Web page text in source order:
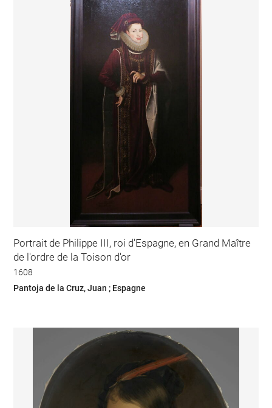
Portrait de Philippe III, roi d'Espagne, en Grand Maître
de l'ordre de la Toison d'or
1608
Pantoja de la Cruz, Juan ; Espagne